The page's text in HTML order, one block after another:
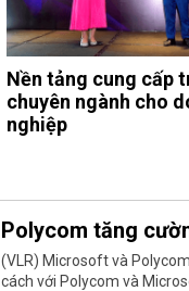
Nền tảng cung cấp
chuyên ngành cho
nghiệp
Polycom tăng
(VLR) Microsoft và
cách với Polycom và